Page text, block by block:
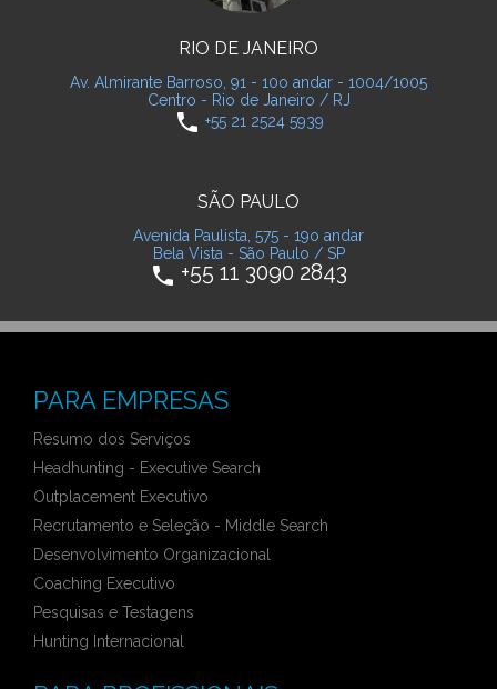
RIO DE JANEIRO
Av. Almirante Barroso, 91 - 10o andar - 1004/1005
Centro - Rio de Janeiro / RJ
phone +55 21 2524 5939
SÃO PAULO
Avenida Paulista, 575 - 19o andar
Bela Vista - São Paulo / SP
phone +55 11 3090 2843
PARA EMPRESAS
Resumo dos Serviços
Headhunting - Executive Search
Outplacement Executivo
Recrutamento e Seleção - Middle Search
Desenvolvimento Organizacional
Coaching Executivo
Pesquisas e Testagens
Hunting Internacional